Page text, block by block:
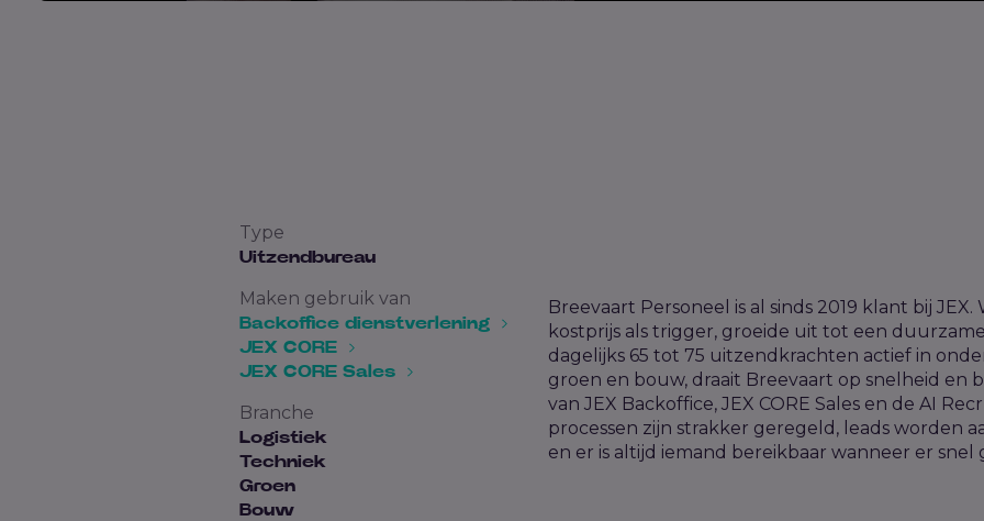
Type
Uitzendbureau
Maken gebruik van
Backoffice dienstverlening
JEX CORE
JEX CORE Sales
Branche
Logistiek
Techniek
Groen
Bouw
Breevaart Personeel is al sinds 2019 klant bij
kostprijs als trigger, groeide uit tot een
dagelijks 65 tot 75 uitzendkrachten actief in
groen en bouw, draait Breevaart op snelheid en
van JEX Backoffice, JEX CORE Sales en de AI
processen zijn strakker geregeld, leads worden
en er is altijd iemand bereikbaar wanneer er